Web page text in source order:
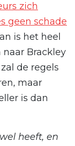
zich
geen schade
is het heel
naar Brackley
de regels
maar
is dan
heeft, en